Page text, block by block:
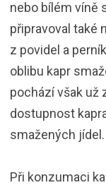
nebo bílém víně
připravoval také
z povidel a
oblibu kapr
pochází však už
dostupnost
smažených jídel.
Při konzumaci